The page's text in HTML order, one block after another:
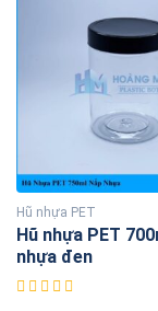
Hũ nhựa PET
Hũ nhựa PET
nhựa đen